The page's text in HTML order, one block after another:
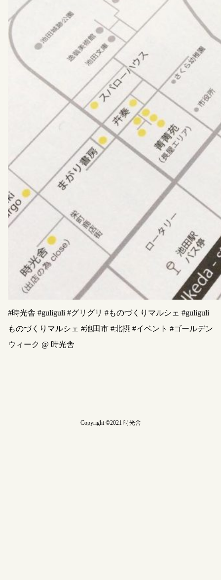
#時光舎 #guliguli #グリグリ #ものづくりマルシェ #guliguli
ものづくりマルシェ #池田市 #北摂 #イベント #ゴールデン
ウィーク @ 時光舎
Copyright ©2021 時光舎